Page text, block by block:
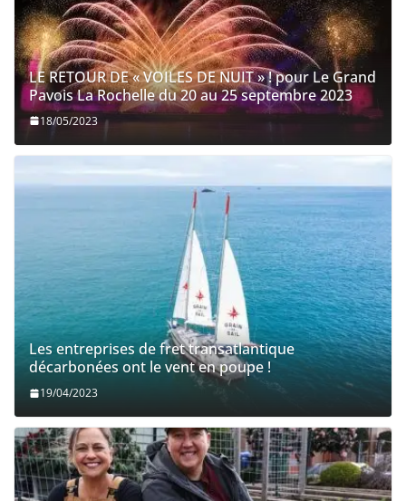
LE RETOUR DE « VOILES DE NUIT » ! pour Le Grand
Pavois La Rochelle du 20 au 25 septembre 2023
18/05/2023
Les entreprises de fret transatlantique
décarbonées ont le vent en poupe !
19/04/2023